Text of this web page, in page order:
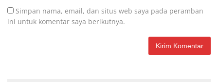
Simpan nama, email, dan situs web saya pada peramban
ini untuk komentar saya berikutnya.